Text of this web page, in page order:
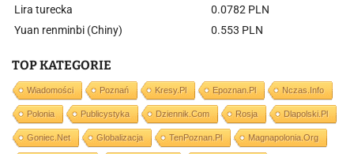
Lira turecka
0.0782 PLN
Yuan renminbi (Chiny)
0.553 PLN
TOP KATEGORIE
Wiadomości Poznań Kresy.pl Epoznan.pl Nczas.info
Polonia Publicystyka Dziennik.com Rosja Dlapolski.pl
Goniec.net Globalizacja TenPoznan.pl Magnapolonia.org